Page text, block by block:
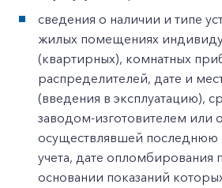
сведения о наличии и типе
жилых помещениях
(квартирных), комнатных
распределителей, дате и
(введения в эксплуатацию),
заводом-изготовителем или
осуществлявшей последнюю
учета, дате опломбирования
основании показаний